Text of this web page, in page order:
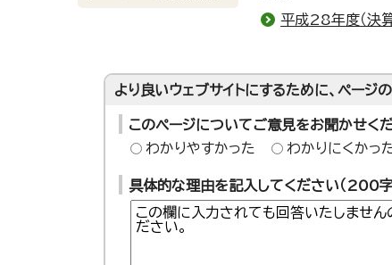
平成28年度（決
より良いウェブサイトにするために、ページ
このページについてご意見をお聞かせく
わかりやすかった
わかりにくかっ
具体的な理由を記入してください（200字